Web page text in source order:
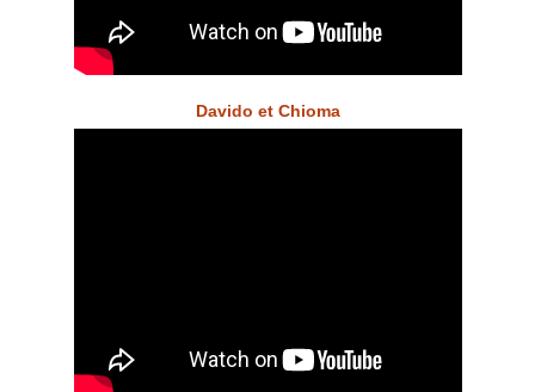
Davido et Chioma